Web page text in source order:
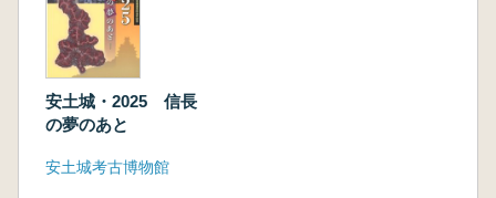
安土城・2025 信長
の夢のあと
安土城考古博物館